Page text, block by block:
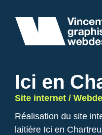
Ici en
Site internet /
Réalisation du site
laitière Ici en